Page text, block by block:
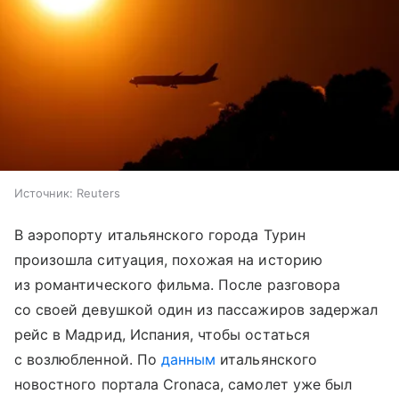
Источник: Reuters
В аэропорту итальянского города Турин
произошла ситуация, похожая на историю
из романтического фильма. После разговора
со своей девушкой один из пассажиров задержал
рейс в Мадрид, Испания, чтобы остаться
с возлюбленной. По данным итальянского
новостного портала Cronaca, самолет уже был